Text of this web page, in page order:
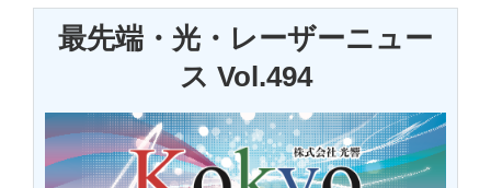
サービス
最先端・光・レーザーニュー
ス Vol.494